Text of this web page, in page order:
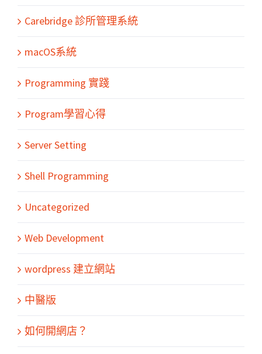
Carebridge 診所管理系統
macOS系統
Programming 實踐
Program學習心得
Server Setting
Shell Programming
Uncategorized
Web Development
wordpress 建立網站
中醫版
如何開網店？